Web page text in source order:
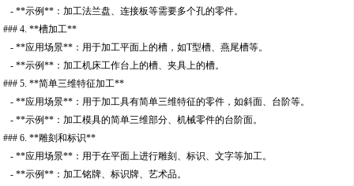
- **示例**：加工法兰盘、连接板等需要多个孔的零件。
### 4. **槽加工**
- **应用场景**：用于加工平面上的槽，如T型槽、燕尾槽等。
- **示例**：加工机床工作台上的槽、夹具上的槽。
### 5. **简单三维特征加工**
- **应用场景**：用于加工具有简单三维特征的零件，如斜面、台阶等。
- **示例**：加工模具的简单三维部分、机械零件的台阶面。
### 6. **雕刻和标识**
- **应用场景**：用于在平面上进行雕刻、标识、文字等加工。
- **示例**：加工铭牌、标识牌、艺术品。